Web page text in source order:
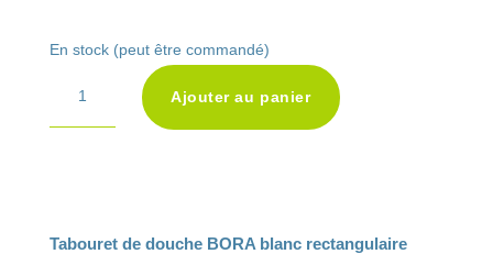
En stock (peut être commandé)
Ajouter au panier
l
Tabouret de douche BORA blanc rectangulaire